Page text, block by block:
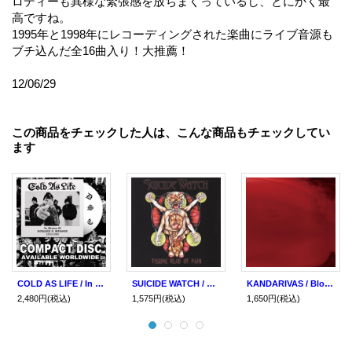
高ですね。
1995年と1998年にレコーディングされた楽曲にライブ音源も
ブチ込んだ全16曲入り！大推薦！
12/06/29
この商品をチェックした人は、こんな商品もチェックしてい
ます
COLD AS LIFE / In memory of Rodney A. Barger (cd) A389
2,480円(税込)
SUICIDE WATCH / Figure head of pain (cd) Mosh tuneage
1,575円(税込)
KANDARIVAS / Blood surgical death (cd) Obliteration
1,650円(税込)